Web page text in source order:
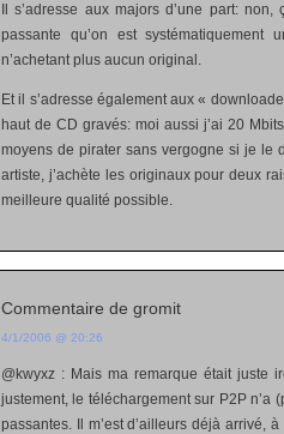
Il s’adresse aux majors d’une part:
passante qu’on est
n’achetant plus aucun original.
Et il s’adresse également aux «
haut de CD gravés: moi aussi j’ai 20
moyens de pirater sans vergogne si je le
artiste, j’achète les originaux pour deux
meilleure qualité possible.
Commentaire de gromit
4/1/2006 @ 20:26
@kwyxz : Mais ma remarque était juste
justement, le téléchargement sur P2P
passantes. Il m’est d’ailleurs déjà arrivé,